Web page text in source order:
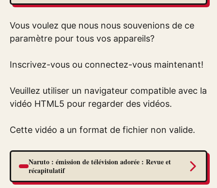
Vous voulez que nous nous souvenions de ce
paramètre pour tous vos appareils?
Inscrivez-vous ou connectez-vous maintenant!
Veuillez utiliser un navigateur compatible avec la
vidéo HTML5 pour regarder des vidéos.
Cette vidéo a un format de fichier non valide.
Naruto : émission de télévision adorée : Revue et
récapitulatif